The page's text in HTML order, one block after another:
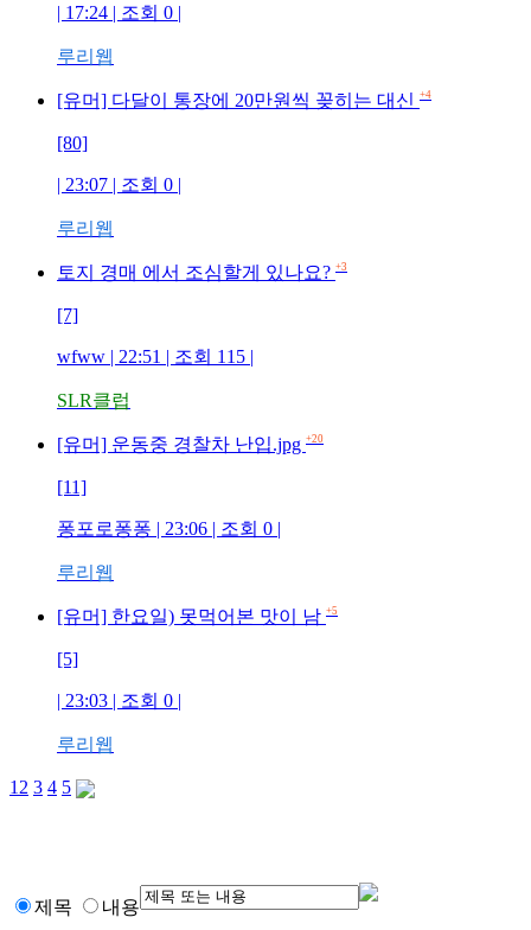
| 17:24 | 조회 0 |
루리웹
[유머] 다달이 통장에 20만원씩 꽂히는 대신 +4
[80]
| 23:07 | 조회 0 |
루리웹
토지 경매 에서 조심할게 있나요? +3
[7]
wfww | 22:51 | 조회 115 |
SLR클럽
[유머] 운동중 경찰차 난입.jpg +20
[11]
퐁포로퐁퐁 | 23:06 | 조회 0 |
루리웹
[유머] 한요일) 못먹어본 맛이 남 +5
[5]
| 23:03 | 조회 0 |
루리웹
1 2 3 4 5
제목 내용